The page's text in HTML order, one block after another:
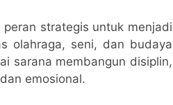
strategis untuk menjadi
olahraga, seni, dan budaya
sarana membangun disiplin,
emosional.